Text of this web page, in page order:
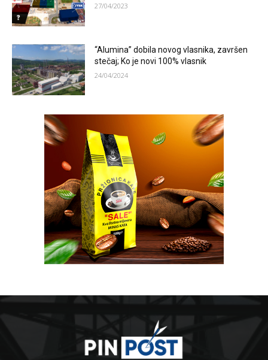
27/04/2023
“Alumina” dobila novog vlasnika, završen
stečaj; Ko je novi 100% vlasnik
24/04/2024